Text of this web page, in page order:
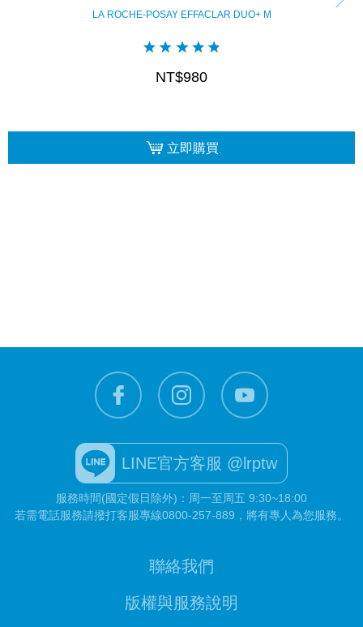
LA ROCHE-POSAY EFFACLAR DUO+ M
NT$980
立即購買
LINE官方客服 @lrptw
服務時間(國定假日除外)：周一至周五 9:30~18:00
若需電話服務請撥打客服專線0800-257-889 ，將有專人為您服務。
聯絡我們
版權與服務說明